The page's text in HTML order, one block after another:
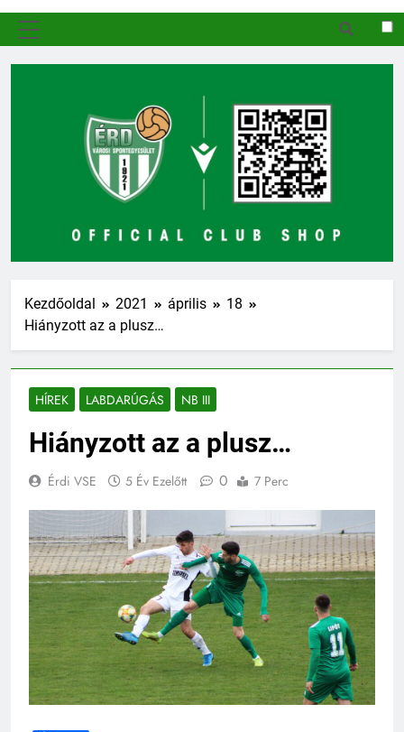
Kezdőoldal 2021 április
18
Hiányzott az a plusz…
HÍREK LABDARÚGÁS NB III
Hiányzott az a plusz…
Érdi VSE 5 Év Ezelőtt 0 7 Perc